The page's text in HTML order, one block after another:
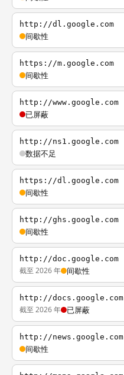
http://dl.google.com
间歇性
https://m.google.com
间歇性
http://www.google.com
已屏蔽
http://ns1.google.com
数据不足
https://dl.google.com
间歇性
http://ghs.google.com
间歇性
http://doc.google.com
截至 2026 年 间歇性
http://docs.google.com
截至 2026 年 已屏蔽
http://news.google.com
间歇性